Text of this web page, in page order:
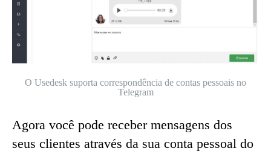
O Usedesk suporta correspondência de contas pessoais no
Telegram
Agora você pode receber mensagens dos
seus clientes através da sua conta pessoal do